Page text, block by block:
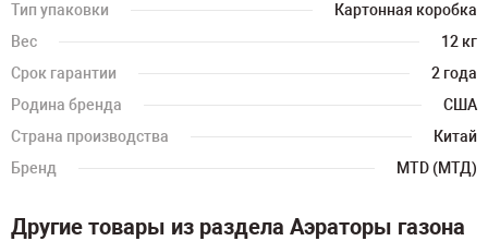
Тип упаковки
Картонная коробка
Вес
12 кг
Срок гарантии
2 года
Родина бренда
США
Страна производства
Китай
Бренд
MTD (МТД)
Другие товары из раздела Аэраторы газона